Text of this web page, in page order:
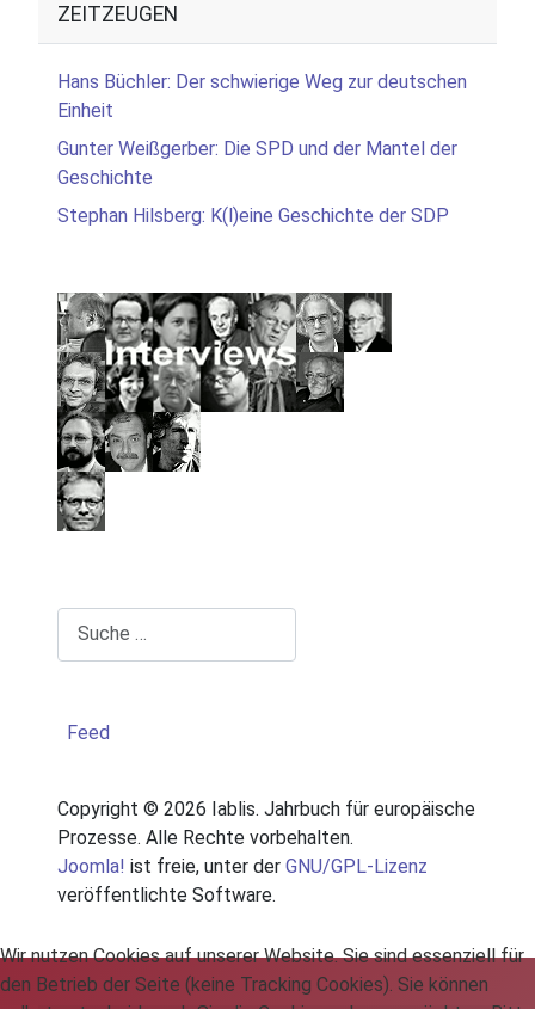
ZEITZEUGEN
Hans Büchler: Der schwierige Weg zur deutschen
Einheit
Gunter Weißgerber: Die SPD und der Mantel der
Geschichte
Stephan Hilsberg: K(l)eine Geschichte der SDP
Feed
Copyright © 2026 Iablis. Jahrbuch für europäische
Prozesse. Alle Rechte vorbehalten.
Joomla! ist freie, unter der GNU/GPL-Lizenz
veröffentlichte Software.
Wir nutzen Cookies auf unserer Website. Sie sind essenziell für
den Betrieb der Seite (keine Tracking Cookies). Sie können